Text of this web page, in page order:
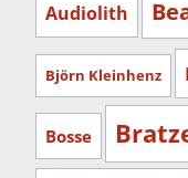
Audiolith
Björn Kleinhenz
Bosse